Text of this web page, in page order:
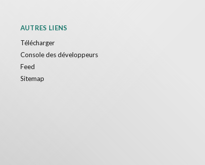
AUTRES LIENS
Télécharger
Console des développeurs
Feed
Sitemap